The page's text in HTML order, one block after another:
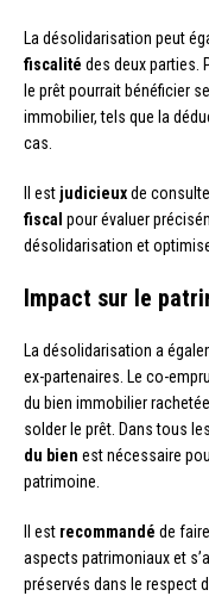
La désolidarisation peut
fiscalité des deux parties.
le prêt pourrait bénéficier
immobilier, tels que la
cas.
Il est judicieuxde
fiscal pour évaluer
désolidarisation et
Impact sur le
La désolidarisation a
ex-partenaires. Le co-
du bien immobilier
solder le prêt. Dans tous
du bien est nécessaire
patrimoine.
Il est recommandé de
aspects patrimoniaux et
préservés dans le respect